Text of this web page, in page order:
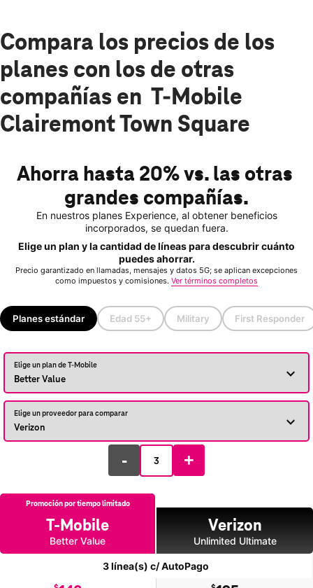
Compara los precios de los
planes con los de otras
compañías en T-Mobile
Clairemont Town Square